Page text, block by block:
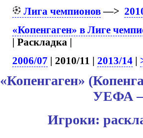
Лига чемпионов—>
«Копенгаген» в Лиге
| Раскладка |
2006/07 | 2010/11 | 2013/14 |
«Копенгаген»
УЕФА –
Игроки: